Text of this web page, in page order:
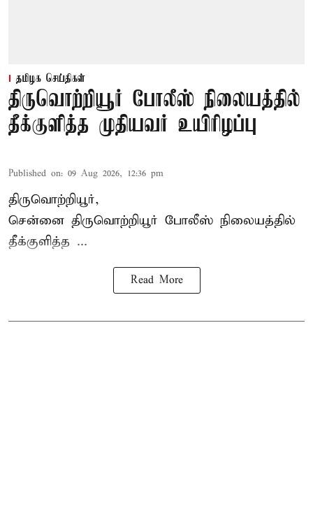
தமிழக செய்திகள்
திருவொற்றியூர் போலீஸ் நிலையத்தில்
தீக்குளித்த முதியவர் உயிரிழப்பு
Published on: 09 Aug 2026, 12:36 pm
திருவொற்றியூர்,
சென்னை திருவொற்றியூர் போலீஸ் நிலையத்தில்
தீக்குளித்த ...
Read More